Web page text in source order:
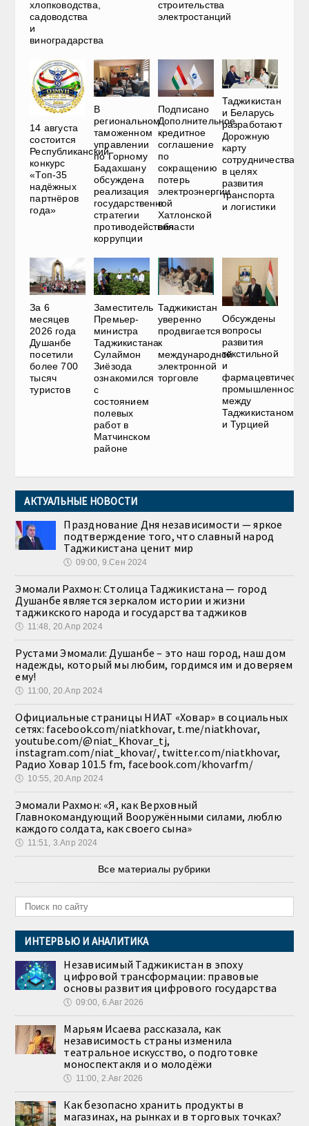
хлопководства,
садоводства
и
виноградарства
строительства
электростанций
14 августа
состоится
Республиканский
конкурс
«Топ-35
надёжных
партнёров
года»
В
региональном
таможенном
управлении
по Горному
Бадахшану
обсуждена
реализация
государственной
стратегии
противодействия
коррупции
Подписано
Дополнительное
кредитное
соглашение
по
сокращению
потерь
электроэнергии
в
Хатлонской
области
Таджикистан
и Беларусь
разработают
Дорожную
карту
сотрудничества
в целях
развития
транспорта
и логистики
За 6
месяцев
2026 года
Душанбе
посетили
более 700
тысяч
туристов
Заместитель
Премьер-
министра
Таджикистана
Сулаймон
Зиёзода
ознакомился
с
состоянием
полевых
работ в
Матчинском
районе
Таджикистан
уверенно
продвигается
к
международной
электронной
торговле
Обсуждены
вопросы
развития
текстильной
и
промышленности
между
Таджикистаном
и Турцией
АКТУАЛЬНЫЕ НОВОСТИ
Празднование Дня независимости — яркое
подтверждение того, что славный народ
Таджикистана ценит мир
🕔 09:00, 9.Сен 2024
Эмомали Рахмон: Столица Таджикистана — город
Душанбе является зеркалом истории и жизни
таджикского народа и государства таджиков
🕔 11:48, 20.Апр 2024
Рустами Эмомали: Душанбе – это наш город, наш дом
надежды, который мы любим, гордимся им и доверяем
ему!
🕔 11:00, 20.Апр 2024
Официальные страницы НИАТ «Ховар» в социальных
сетях: facebook.com/niatkhovar, t.me/niatkhovar,
youtube.com/@niat_Khovar_tj,
instagram.com/niat_khovar/, twitter.com/niatkhovar,
Радио Ховар 101.5 fm, facebook.com/khovarfm/
🕔 10:55, 20.Апр 2024
Эмомали Рахмон: «Я, как Верховный
Главнокомандующий Вооружёнными силами, люблю
каждого солдата, как своего сына»
🕔 11:51, 3.Апр 2024
Все материалы рубрики
ИНТЕРВЬЮ И АНАЛИТИКА
Независимый Таджикистан в эпоху
цифровой трансформации: правовые
основы развития цифрового государства
🕔 09:00, 6.Авг 2026
Марьям Исаева рассказала, как
независимость страны изменила
театральное искусство, о подготовке
моноспектакля и о молодёжи
🕔 11:00, 2.Авг 2026
Как безопасно хранить продукты в
магазинах, на рынках и в торговых точках?